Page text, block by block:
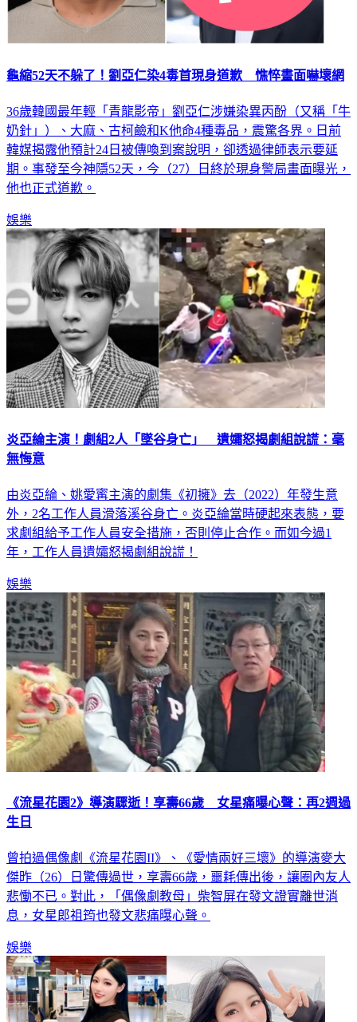
36歲韓國最年輕「青龍影帝」劉亞仁涉嫌染異丙酚（又稱「牛
奶針」）、大麻、古柯鹼和K他命4種毒品，震驚各界。日前
韓媒揭露他預計24日被傳喚到案說明，卻透過律師表示要延
期。事發至今神隱52天，今（27）日終於現身警局畫面曝光，
娛樂
炎亞綸主演！劇組2人「墜谷身亡」 遺孀怒揭劇組說謊：毫
由炎亞綸、姚愛寗主演的劇集《初擁》去（2022）年發生意
外，2名工作人員滑落溪谷身亡。炎亞綸當時硬起來表態，要
求劇組給予工作人員安全措施，否則停止合作。而如今過1
娛樂
《流星花園2》導演驟逝！享壽66歲 女星痛曝心聲：再2週過
曾拍過偶像劇《流星花園II》、《愛情兩好三壞》的導演麥大
傑昨（26）日驚傳過世，享壽66歲，噩耗傳出後，讓圈內友人
悲慟不已。對此，「偶像劇教母」柴智屏在發文證實離世消
娛樂